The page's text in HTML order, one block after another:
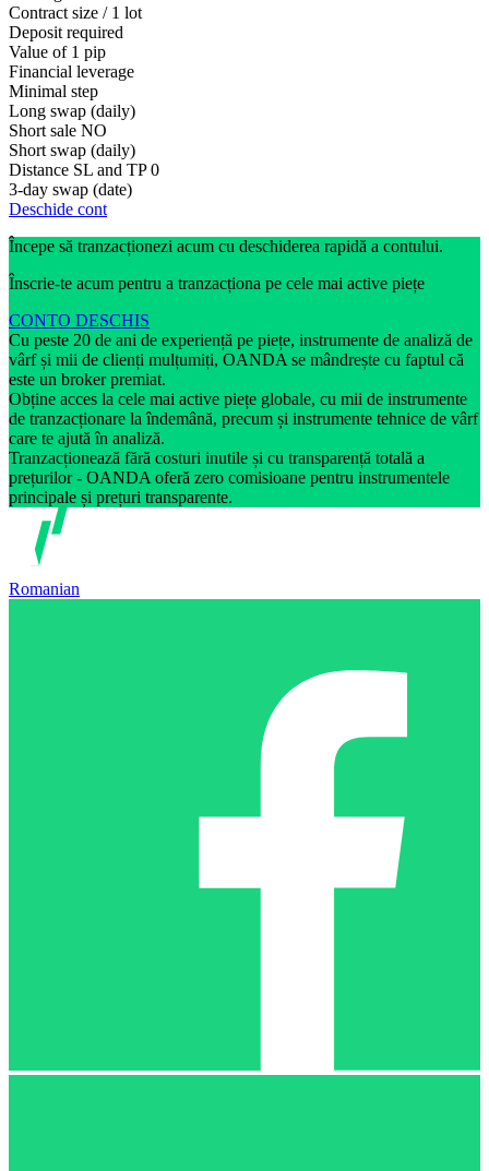
Contract size / 1 lot
Deposit required
Value of 1 pip
Financial leverage
Minimal step
Long swap (daily)
Short sale NO
Short swap (daily)
Distance SL and TP 0
3-day swap (date)
Deschide cont
Începe să tranzacționezi acum cu deschiderea rapidă a contului.
Înscrie-te acum pentru a tranzacționa pe cele mai active piețe
CONTO DESCHIS
Cu peste 20 de ani de experiență pe piețe, instrumente de analiză de
vârf și mii de clienți mulțumiți, OANDA se mândrește cu faptul că
este un broker premiat.
Obține acces la cele mai active piețe globale, cu mii de instrumente
de tranzacționare la îndemână, precum și instrumente tehnice de vârf
care te ajută în analiză.
Tranzacționează fără costuri inutile și cu transparență totală a
prețurilor - OANDA oferă zero comisioane pentru instrumentele
principale și prețuri transparente.
Romanian